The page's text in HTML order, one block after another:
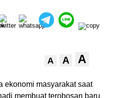
A A A
ekonomi masyarakat saat
membuat terobosan baru